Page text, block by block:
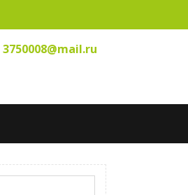
3750008@mail.ru